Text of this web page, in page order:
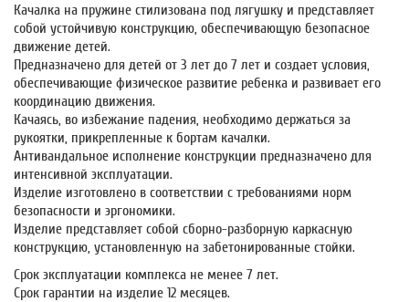
Качалка на пружине стилизована под лягушку и представляет
собой устойчивую конструкцию, обеспечивающую безопасное
движение детей.
Предназначено для детей от 3 лет до 7 лет и создает условия,
обеспечивающие физическое развитие ребенка и развивает его
координацию движения.
Качаясь, во избежание падения, необходимо держаться за
рукоятки, прикрепленные к бортам качалки.
Антивандальное исполнение конструкции предназначено для
интенсивной эксплуатации.
Изделие изготовлено в соответствии с требованиями норм
безопасности и эргономики.
Изделие представляет собой сборно-разборную каркасную
конструкцию, установленную на забетонированные стойки.
Срок эксплуатации комплекса не менее 7 лет.
Срок гарантии на изделие 12 месяцев.